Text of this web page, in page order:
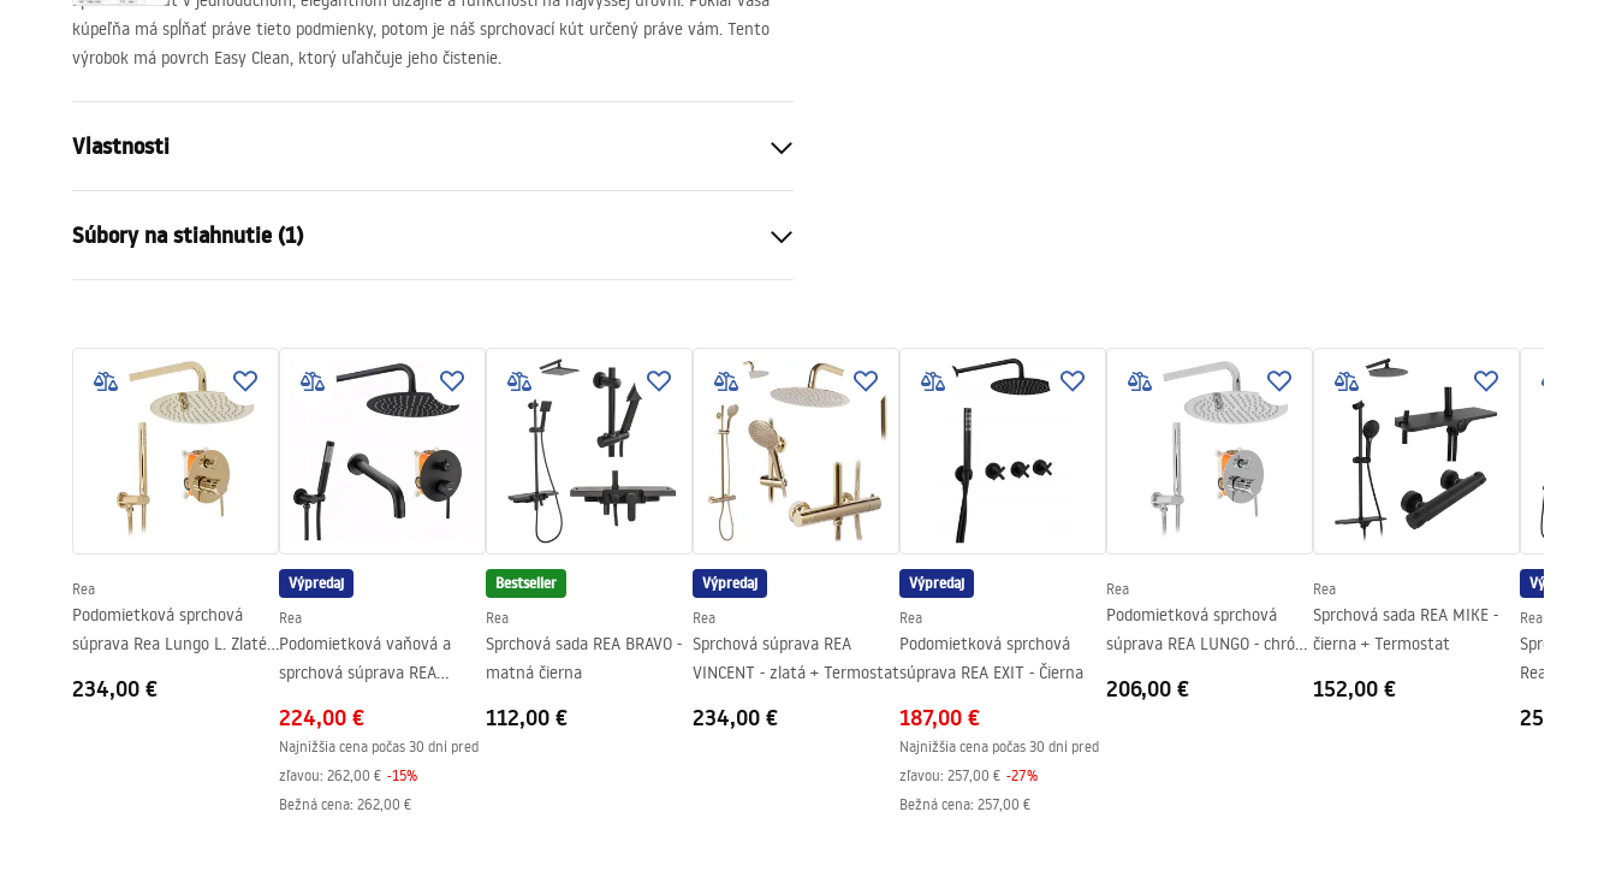
kúpeľňa má spĺňať práve tieto podmienky, potom je náš sprchovací kút určený práve vám. Tento
výrobok má povrch Easy Clean, ktorý uľahčuje jeho čistenie.
Vlastnosti
Farba
Typ kabíny
Roh
Spôsob otvárania
zhromaždenie
Na detskom bazéne resp
Smer kabíny
Univerzálny
Záruka
24 mesiacov
Poťah Easy Clean
Áno, na jednej strane pohára
Súbory na stiahnutie (1)
Instrukcja Kabiny Montana.pdf
Rea
Podomietková sprchová
súprava Rea Lungo L. Zlaté
234,00 €
Výpredaj
Rea
Podomietková vaňová a
sprchová súprava REA
224,00 €
Najnižšia cena počas 30 dní pred
zľavou: 262,00 € -15%
Bežná cena: 262,00 €
Bestseller
Rea
Sprchová sada REA BRAVO -
matná čierna
112,00 €
Výpredaj
Rea
Sprchová súprava REA
VINCENT - zlatá + Termostat
234,00 €
Výpredaj
Rea
Podomietková sprchová
súprava REA EXIT - Čierna
187,00 €
Najnižšia cena počas 30 dní pred
zľavou: 257,00 € -27%
Bežná cena: 257,00 €
Rea
Podomietková sprchová
súprava REA LUNGO - chróm
206,00 €
Rea
Sprchová sada REA MIKE -
čierna + Termostat
152,00 €
Výpredaj
Rea
Sprchová
Rea Vintage
257,00 €